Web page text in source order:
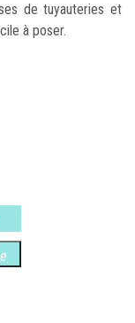
de tuyauteries et
à poser.